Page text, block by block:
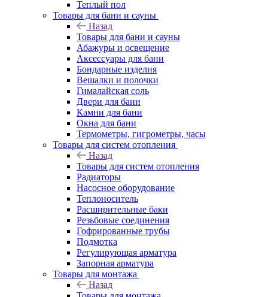
Теплый пол
Товары для бани и сауны
Назад
Товары для бани и сауны
Абажуры и освещение
Аксессуары для бани
Бондарные изделия
Вешалки и полочки
Гималайская соль
Двери для бани
Камни для бани
Окна для бани
Термометры, гигрометры, часы
Товары для систем отопления
Назад
Товары для систем отопления
Радиаторы
Насосное оборудование
Теплоноситель
Расширительные баки
Резьбовые соединения
Гофрированные трубы
Подмотка
Регулирующая арматура
Запорная арматура
Товары для монтажа
Назад